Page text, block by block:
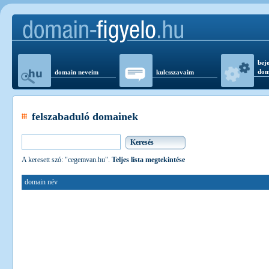
domain neveim kulcsszavaim
felszabaduló domainek
A keresett szó: "cegemvan.hu". Teljes lista megtekintése
domain név